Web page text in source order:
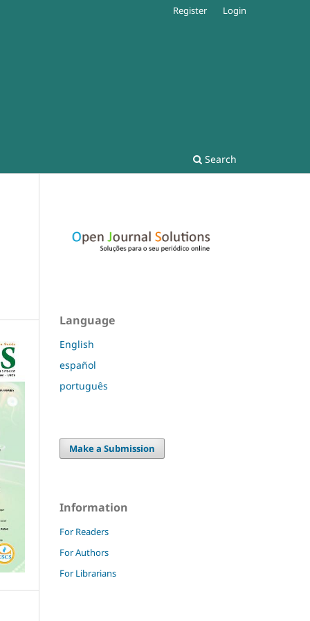
Search
Register Login
Language
English
español
português
Make a Submission
Information
For Readers
For Authors
For Librarians